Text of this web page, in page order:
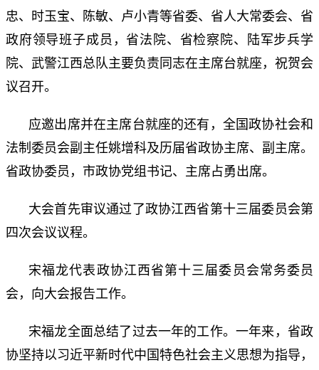
忠、时玉宝、陈敏、卢小青等省委、省人大常委会、省
政府领导班子成员，省法院、省检察院、陆军步兵学
院、武警江西总队主要负责同志在主席台就座，祝贺会
议召开。
应邀出席并在主席台就座的还有，全国政协社会和
法制委员会副主任姚增科及历届省政协主席、副主席。
省政协委员，市政协党组书记、主席占勇出席。
大会首先审议通过了政协江西省第十三届委员会第
四次会议议程。
宋福龙代表政协江西省第十三届委员会常务委员
会，向大会报告工作。
宋福龙全面总结了过去一年的工作。一年来，省政
协坚持以习近平新时代中国特色社会主义思想为指导，